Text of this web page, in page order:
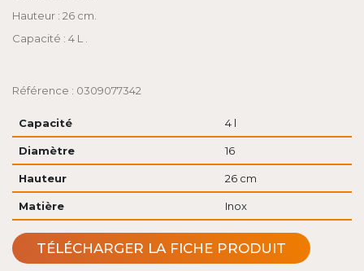
Hauteur : 26 cm.
Capacité : 4 L .
Référence : 0309077342
Capacité 4 l
Diamètre 16
Hauteur 26 cm
Matière Inox
TÉLÉCHARGER LA FICHE PRODUIT